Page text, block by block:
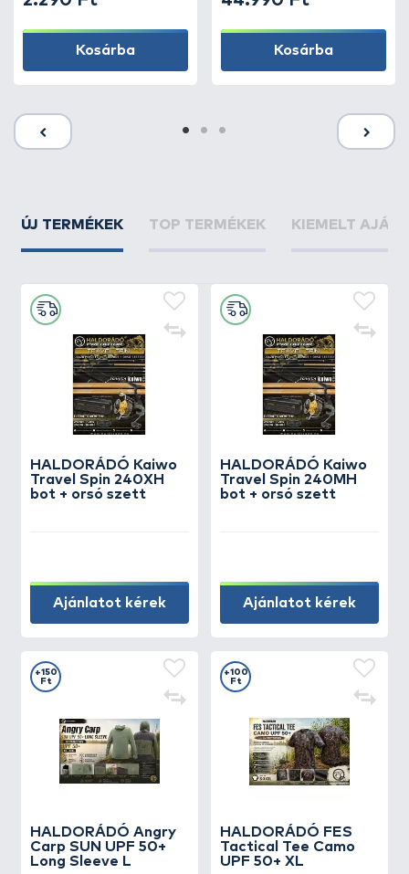
Kosárba Kosárba
ÚJ TERMÉKEK TOP TERMÉKEK KIEMELT
HALDORÁDÓ Kaiwo
Travel Spin 240XH
bot + orsó szett
Ajánlatot kérek
HALDORÁDÓ Kaiwo
Travel Spin 240MH
bot + orsó szett
Ajánlatot kérek
HALDORÁDÓ Angry
Carp SUN UPF 50+
Long Sleeve L
+150
Ft
HALDORÁDÓ FES
Tactical Tee Camo
UPF 50+ XL
+100
Ft